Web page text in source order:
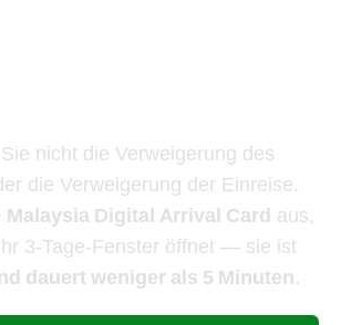
nicht die Verweigerung des
die Verweigerung der Einreise.
Malaysia Digital Arrival Card aus,
3-Tage-Fenster öffnet — sie ist
dauert weniger als 5 Minuten.